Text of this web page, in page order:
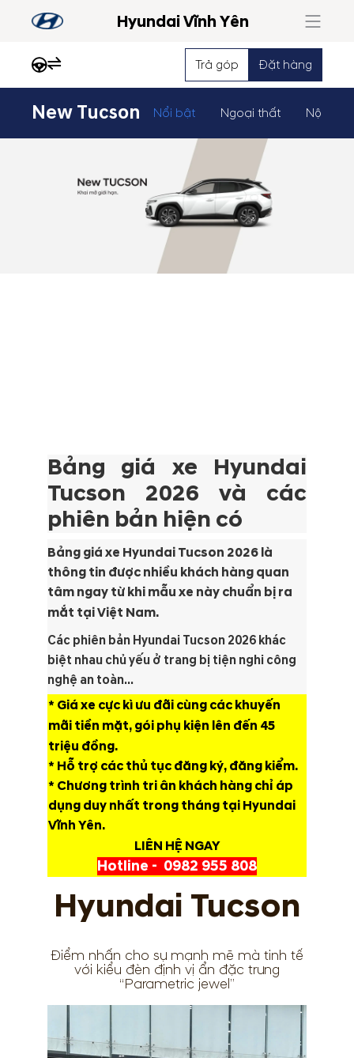
Hyundai Vĩnh Yên
Trả góp Đặt hàng
New Tucson Nổi bật Ngoại thất Nội thất
Bảng giá xe Hyundai
Tucson 2026 và các
phiên bản hiện có
Bảng giá xe Hyundai Tucson 2026 là
thông tin được nhiều khách hàng quan
tâm ngay từ khi mẫu xe này chuẩn bị ra
mắt tại Việt Nam.
Các phiên bản Hyundai Tucson 2026 khác
biệt nhau chủ yếu ở trang bị tiện nghi công
nghệ an toàn...
* Giá xe cực kì ưu đãi cùng các khuyến
mãi tiền mặt, gói phụ kiện lên đến 45
triệu đồng.
* Hỗ trợ các thủ tục đăng ký, đăng kiểm.
* Chương trình tri ân khách hàng chỉ áp
dụng duy nhất trong tháng tại Hyundai
Vĩnh Yên.
LIÊN HỆ NGAY
Hotline - 0982 955 808
Hyundai Tucson
Điểm nhấn cho sự mạnh mẽ mà tinh tế
với kiểu đèn định vị ẩn đặc trưng
“Parametric jewel”